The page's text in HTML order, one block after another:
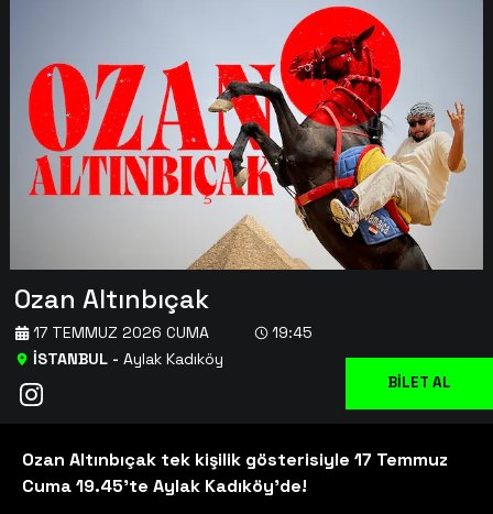
Ozan Altınbıçak
İSTANBUL- Aylak Kadıköy
17 TEMMUZ 2026 CUMA 19:45
BİLET AL
Ozan Altınbıçak tek kişilik gösterisiyle 17 Temmuz
Cuma 19.45’te Aylak Kadıköy’de!